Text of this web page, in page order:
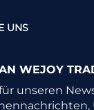
UNS
WEJOY
unseren